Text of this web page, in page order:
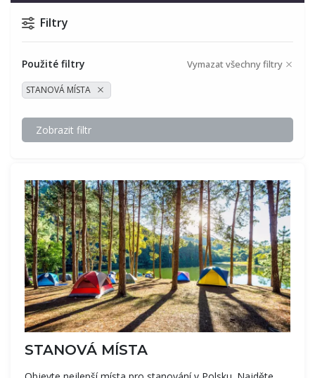
Filtry
Použité filtry Vymazat všechny filtry
STANOVÁ MÍSTA
Zobrazit filtr
STANOVÁ MÍSTA